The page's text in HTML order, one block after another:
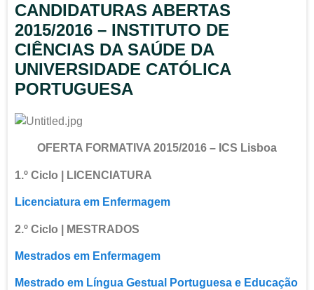
CANDIDATURAS ABERTAS
2015/2016 – INSTITUTO DE
CIÊNCIAS DA SAÚDE DA
UNIVERSIDADE CATÓLICA
PORTUGUESA
OFERTA FORMATIVA 2015/2016 – ICS Lisboa
1.º Ciclo | LICENCIATURA
Licenciatura em Enfermagem
2.º Ciclo | MESTRADOS
Mestrados em Enfermagem
Mestrado em Língua Gestual Portuguesa e Educação